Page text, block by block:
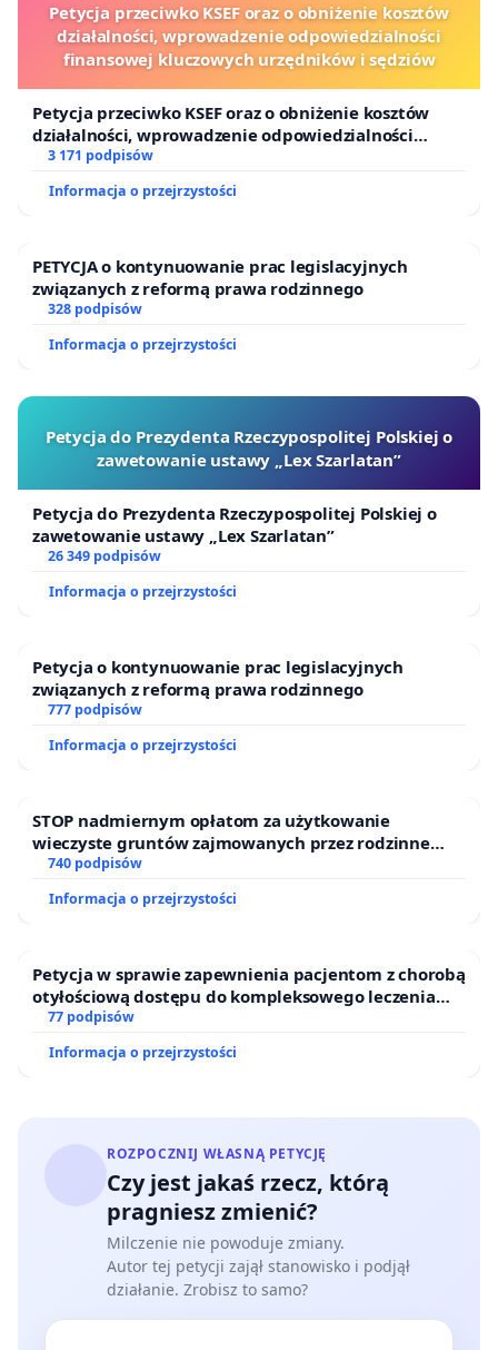
Petycja przeciwko KSEF oraz o obniżenie kosztów
działalności, wprowadzenie odpowiedzialności
finansowej kluczowych urzędników i sędziów
Petycja przeciwko KSEF oraz o obniżenie kosztów
działalności, wprowadzenie odpowiedzialności
finansowej kluczowych urzędników i sędziów
3 171 podpisów
Informacja o przejrzystości
PETYCJA o kontynuowanie prac legislacyjnych
związanych z reformą prawa rodzinnego
328 podpisów
Informacja o przejrzystości
Petycja do Prezydenta Rzeczypospolitej Polskiej o
zawetowanie ustawy „Lex Szarlatan”
Petycja do Prezydenta Rzeczypospolitej Polskiej o
zawetowanie ustawy „Lex Szarlatan”
26 349 podpisów
Informacja o przejrzystości
Petycja o kontynuowanie prac legislacyjnych
związanych z reformą prawa rodzinnego
777 podpisów
Informacja o przejrzystości
STOP nadmiernym opłatom za użytkowanie
wieczyste gruntów zajmowanych przez rodzinne
ogrody działkowe.
740 podpisów
Informacja o przejrzystości
Petycja w sprawie zapewnienia pacjentom z chorobą
otyłościową dostępu do kompleksowego leczenia
oraz programów profilaktycznych.
77 podpisów
Informacja o przejrzystości
ROZPOCZNIJ WŁASNĄ PETYCJĘ
Czy jest jakaś rzecz, którą
pragniesz zmienić?
Milczenie nie powoduje zmiany.
Autor tej petycji zajął stanowisko i podjął
działanie. Zrobisz to samo?